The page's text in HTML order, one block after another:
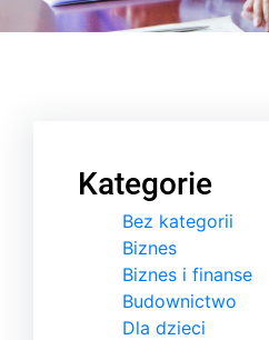
Kategorie
Bez kategorii
Biznes
Biznes i finanse
Budownictwo
Dla dzieci